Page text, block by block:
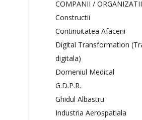
COMPANII / ORGANIZATII
Constructii
Continuitatea Afacerii
Digital Transformation
digitala)
Domeniul Medical
G.D.P.R.
Ghidul Albastru
Industria Aerospatiala